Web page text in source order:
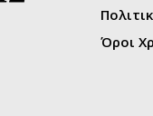
Όροι